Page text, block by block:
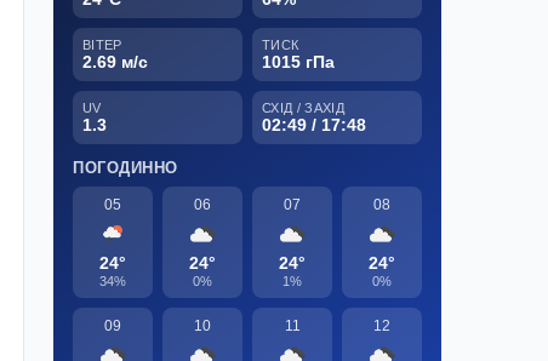
ВІТЕР
2.69 м/с
ТИСК
1015 гПа
UV
1.3
СХІД / ЗАХІД
02:49 / 17:48
ПОГОДИННО
05
24°
34%
06
24°
0%
07
24°
1%
08
24°
0%
09 10 11 12